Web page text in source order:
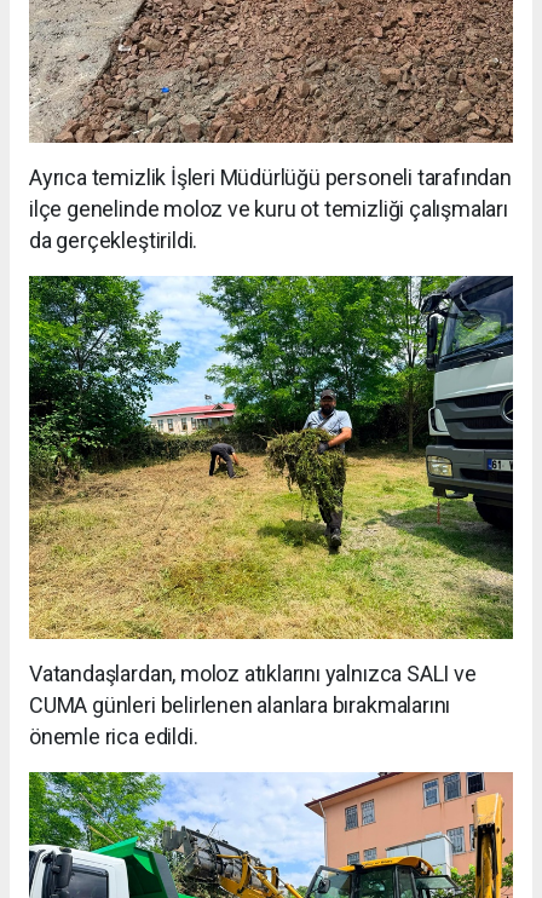
Ayrıca temizlik İşleri Müdürlüğü personeli tarafından
ilçe genelinde moloz ve kuru ot temizliği çalışmaları
da gerçekleştirildi.
Vatandaşlardan, moloz atıklarını yalnızca SALI ve
CUMA günleri belirlenen alanlara bırakmalarını
önemle rica edildi.